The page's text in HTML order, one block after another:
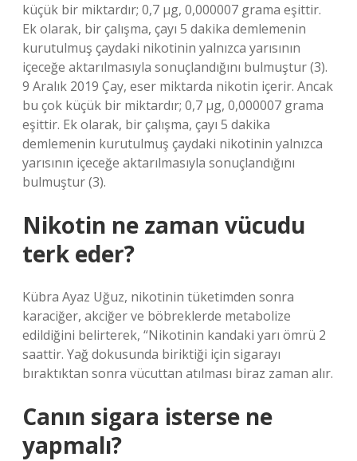
küçük bir miktardır; 0,7 µg, 0,000007 grama eşittir.
Ek olarak, bir çalışma, çayı 5 dakika demlemenin
kurutulmuş çaydaki nikotinin yalnızca yarısının
içeceğe aktarılmasıyla sonuçlandığını bulmuştur (3).
9 Aralık 2019 Çay, eser miktarda nikotin içerir. Ancak
bu çok küçük bir miktardır; 0,7 µg, 0,000007 grama
eşittir. Ek olarak, bir çalışma, çayı 5 dakika
demlemenin kurutulmuş çaydaki nikotinin yalnızca
yarısının içeceğe aktarılmasıyla sonuçlandığını
bulmuştur (3).
Nikotin ne zaman vücudu
terk eder?
Kübra Ayaz Uğuz, nikotinin tüketimden sonra
karaciğer, akciğer ve böbreklerde metabolize
edildiğini belirterek, “Nikotinin kandaki yarı ömrü 2
saattir. Yağ dokusunda biriktiği için sigarayı
bıraktıktan sonra vücuttan atılması biraz zaman alır.
Canın sigara isterse ne
yapmalı?